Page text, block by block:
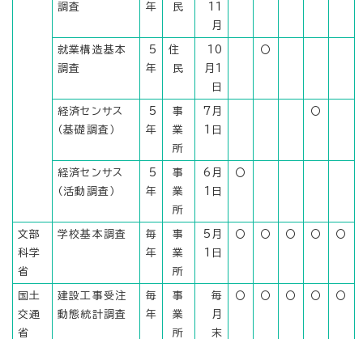
調査
年
民
11
月
就業構造基本
調査
5
年
住
民
10
月1
日
〇
経済センサス
（基礎調査）
5
年
事
業
所
7月
1日
〇
経済センサス
（活動調査）
5
年
事
業
所
6月
1日
〇
文部
科学
省
学校基本調査
毎
年
事
業
所
5月
1日
〇 〇 〇 〇 〇
国土
交通
省
建設工事受注
動態統計調査
毎
年
事
業
所
毎
月
末
〇 〇 〇 〇 〇